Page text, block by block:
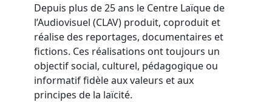
Depuis plus de 25 ans le Centre Laïque de
l’Audiovisuel (CLAV) produit, coproduit et
réalise des reportages, documentaires et
fictions. Ces réalisations ont toujours un
objectif social, culturel, pédagogique ou
informatif fidèle aux valeurs et aux
principes de la laïcité.